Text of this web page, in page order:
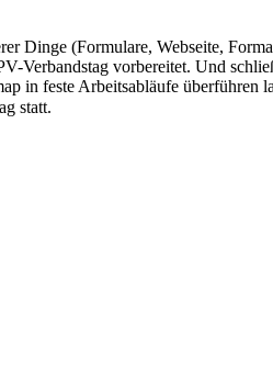
Dinge (Formulare, Webseite,
Verbandstag vorbereitet. Und
in feste Arbeitsabläufe überführen
statt.